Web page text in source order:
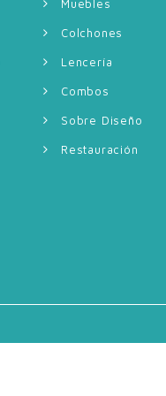
Muebles
Colchones
Lencería
Combos
Sobre Diseño
Restauración